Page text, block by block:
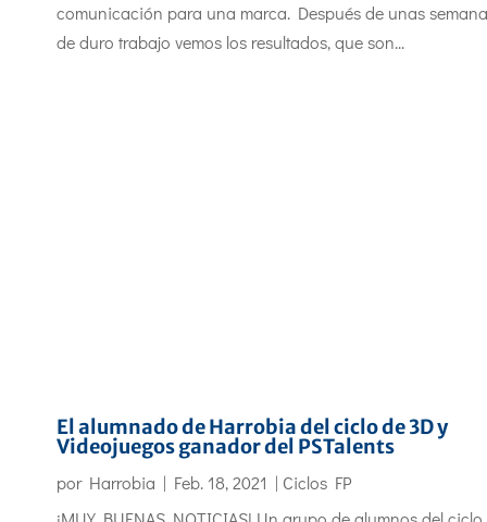
comunicación para una marca. Después de unas
de duro trabajo vemos los resultados, que son...
El alumnado de Harrobia del ciclo de 3D y
Videojuegos ganador del PSTalents
por Harrobia | Feb. 18, 2021 | Ciclos FP